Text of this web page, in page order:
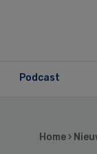
Podcast
Home ›